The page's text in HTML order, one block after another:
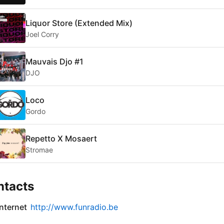
Liquor Store (Extended Mix)
Joel Corry
Mauvais Djo #1
DJO
Loco
Gordo
Repetto X Mosaert
Stromae
http://www.funradio.be